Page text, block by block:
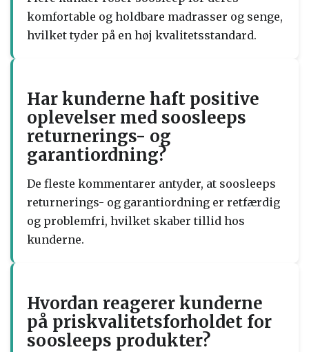
komfortable og holdbare madrasser og senge,
hvilket tyder på en høj kvalitetsstandard.
Har kunderne haft positive
oplevelser med soosleeps
returnerings- og
garantiordning?
De fleste kommentarer antyder, at soosleeps
returnerings- og garantiordning er retfærdig
og problemfri, hvilket skaber tillid hos
kunderne.
Hvordan reagerer kunderne
på priskvalitetsforholdet for
soosleeps produkter?